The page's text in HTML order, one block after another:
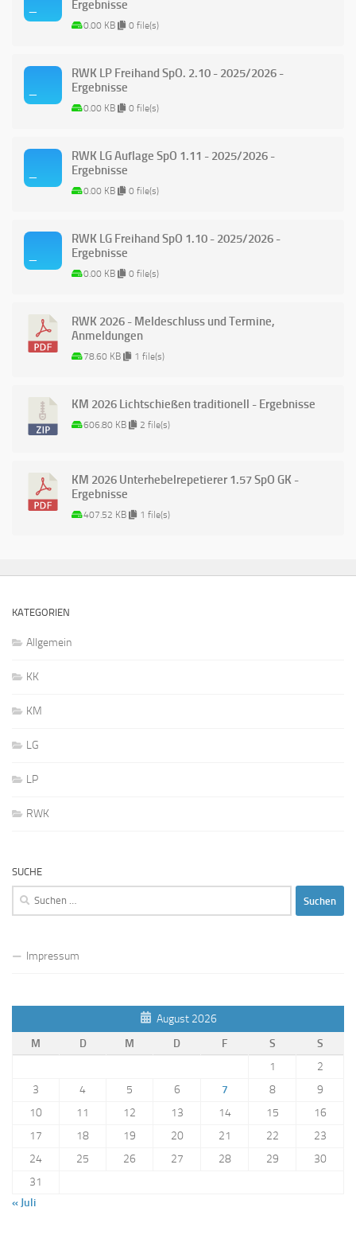
Ergebnisse
0.00 KB 0 file(s)
RWK LP Freihand SpO. 2.10 - 2025/2026 -
Ergebnisse
0.00 KB 0 file(s)
RWK LG Auflage SpO 1.11 - 2025/2026 -
Ergebnisse
0.00 KB 0 file(s)
RWK LG Freihand SpO 1.10 - 2025/2026 -
Ergebnisse
0.00 KB 0 file(s)
RWK 2026 - Meldeschluss und Termine,
Anmeldungen
78.60 KB 1 file(s)
KM 2026 Lichtschießen traditionell - Ergebnisse
606.80 KB 2 file(s)
KM 2026 Unterhebelrepetierer 1.57 SpO GK -
Ergebnisse
407.52 KB 1 file(s)
KATEGORIEN
Allgemein
KK
KM
LG
LP
RWK
SUCHE
Suchen
nach:
Impressum
August 2026
M
D M D F S
S
1
2
3
4 5 6 7 8
9
10
11 12 13 14 15
16
17
18 19 20 21 22
23
24
25 26 27 28 29
30
31
« Juli